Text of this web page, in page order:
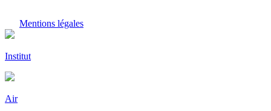
Mentions légales
Institut
Air